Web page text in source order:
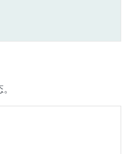
enabled
enabled
enabled
enabled
enabled